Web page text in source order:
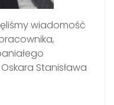
wiadomość
Stanisława